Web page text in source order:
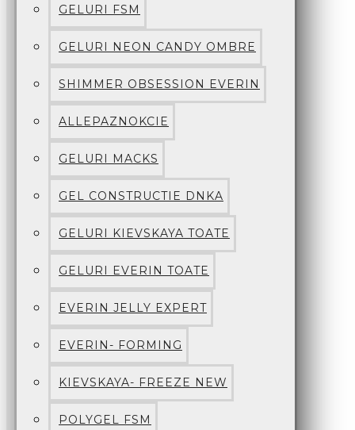
GELURI FSM
GELURI NEON CANDY OMBRE
SHIMMER OBSESSION EVERIN
ALLEPAZNOKCIE
GELURI MACKS
GEL CONSTRUCTIE DNKA
GELURI KIEVSKAYA TOATE
GELURI EVERIN TOATE
EVERIN JELLY EXPERT
EVERIN- FORMING
KIEVSKAYA- FREEZE NEW
POLYGEL FSM